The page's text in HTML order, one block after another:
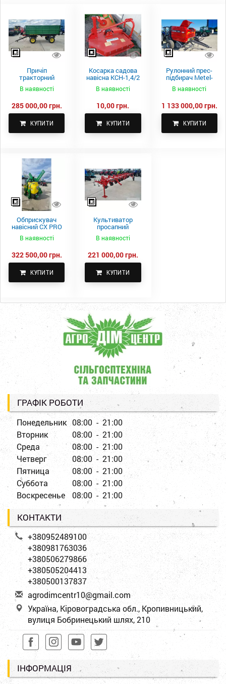
Причіп
тракторний
самоскидний
Spike 2 ПТС-4
В наявності
285 000,00 грн.
КУПИТИ
Косарка садова
навісна КСН-1,4/2
В наявності
10,00 грн.
КУПИТИ
Рулонний прес-
підбирач Metel-
Fach Z 587
В наявності
1 133 000,00 грн.
КУПИТИ
Обприскувач
навісний CX PRO
В наявності
322 500,00 грн.
КУПИТИ
Культиватор
просапний
КПН-5,6-05
В наявності
221 000,00 грн.
КУПИТИ
ГРАФІК РОБОТИ
Понедельник 08:00 - 21:00
Вторник
08:00 - 21:00
Среда
08:00 - 21:00
Четверг
08:00 - 21:00
Пятница
08:00 - 21:00
Суббота
08:00 - 21:00
Воскресенье
08:00 - 21:00
КОНТАКТИ
+380952489100
+380981763036
+380506279866
+380505204413
+380500137837
agrodimcentr10@gmail.com
Україна, Кіровоградська обл., Кропивницький,
вулиця Бобринецький шлях, 210
ІНФОРМАЦІЯ